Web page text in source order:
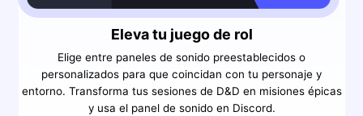
Eleva tu juego de rol
Elige entre paneles de sonido preestablecidos o
personalizados para que coincidan con tu personaje y
entorno. Transforma tus sesiones de D&D en misiones épicas
y usa el panel de sonido en Discord.